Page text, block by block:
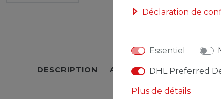
DESCRIPTION AUTRES DÉTAILS
Déclaration de
Essentiel
DHL Preferred
Plus de détails